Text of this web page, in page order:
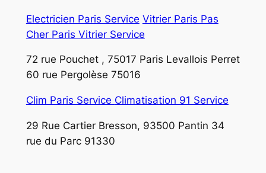
Electricien Paris Service Vitrier Paris Pas
Cher Paris Vitrier Service
72 rue Pouchet , 75017 Paris Levallois Perret
60 rue Pergolèse 75016
Clim Paris Service Climatisation 91 Service
29 Rue Cartier Bresson, 93500 Pantin 34
rue du Parc 91330